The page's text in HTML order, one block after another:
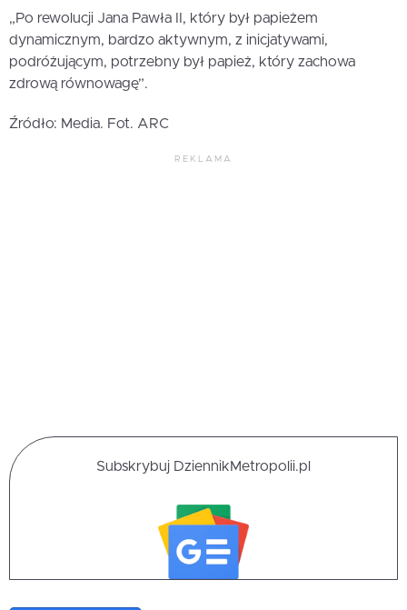
„Po rewolucji Jana Pawła II, który był papieżem
dynamicznym, bardzo aktywnym, z inicjatywami,
podróżującym, potrzebny był papież, który zachowa
zdrową równowagę”.
Źródło: Media. Fot. ARC
REKLAMA
Subskrybuj DziennikMetropolii.pl